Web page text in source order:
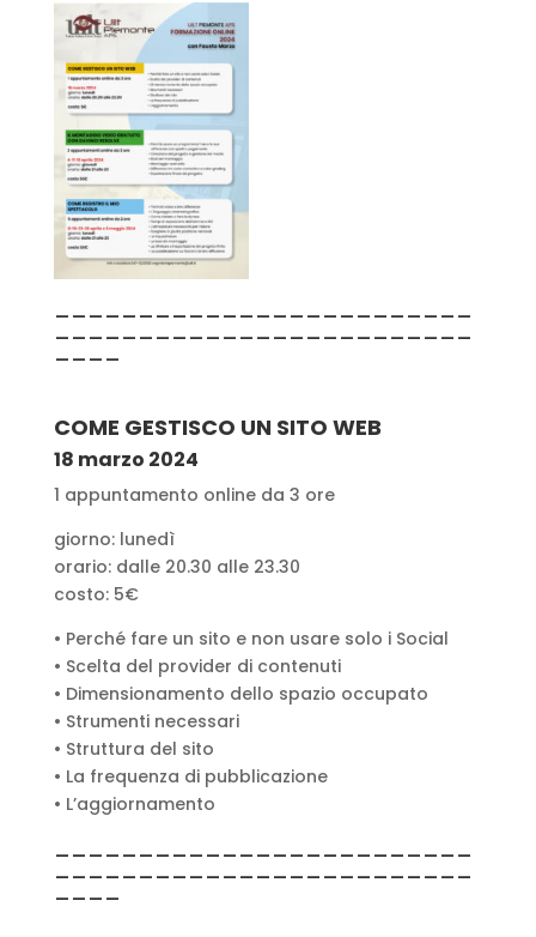
_________________________
____
COME GESTISCO UN SITO WEB
18 marzo 2024
1 appuntamento online da 3 ore
giorno: lunedì
orario: dalle 20.30 alle 23.30
costo: 5€
• Perché fare un sito e non usare solo i Social
• Scelta del provider di contenuti
• Dimensionamento dello spazio occupato
• Strumenti necessari
• Struttura del sito
• La frequenza di pubblicazione
• L’aggiornamento
_________________________
____